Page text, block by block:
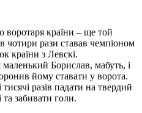
воротаря країни – ще той
рази ставав чемпіоном
країни з Левскі.
Борислав, мабуть, і
йому ставати у ворота.
разів падати на твердий
та забивати голи.